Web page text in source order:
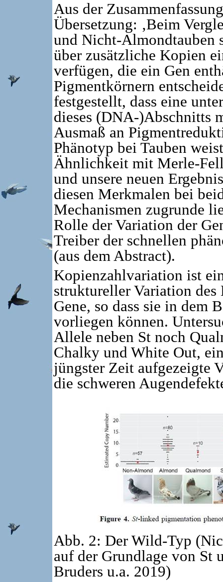
Aus der
Übersetzung: ‚Beim
und Nicht-Almondtauben
über zusätzliche Kopien
verfügen, die ein Gen
Pigmentkörnern
festgestellt, dass eine
dieses (DNA-)Abschnitts
Ausmaß an
Phänotyp bei Tauben
Ähnlichkeit mit Merle-
und unsere neuen
diesen Merkmalen bei
Mechanismen zugrunde
Rolle der Variation der
Treiber der schnellen
(aus dem Abstract).
Kopienzahlvariation ist
struktureller Variation
Gene, so dass sie in dem
vorliegen können.
Allele neben St noch
Chalky und White Out,
jüngster Zeit aufgezeigte
die schweren
Abb. 2: Der Wild-Typ
auf der Grundlage von St
Bruders u.a. 2019)